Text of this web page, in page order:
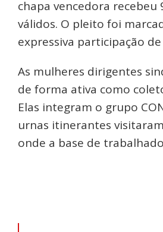
chapa vencedora recebeu
válidos. O pleito foi
expressiva participação
As mulheres dirigentes
de forma ativa como
Elas integram o grupo
urnas itinerantes
onde a base de